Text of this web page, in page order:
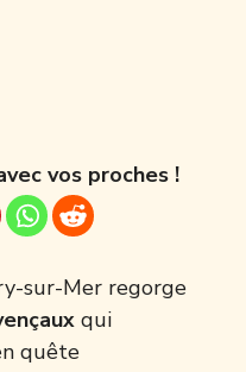
vos proches !
sur-Mer regorge
qui
quête